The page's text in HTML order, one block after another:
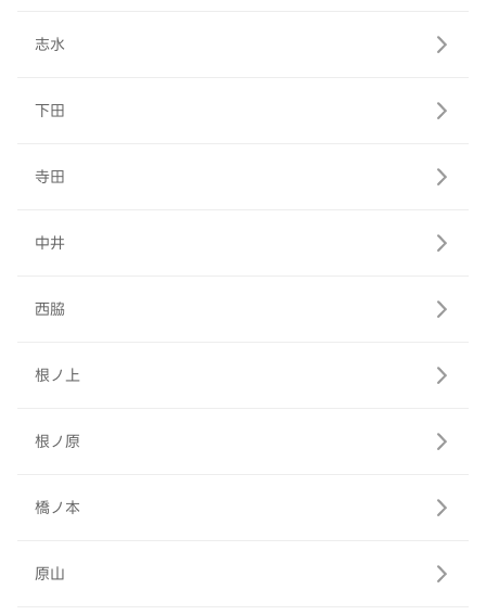
志水
下田
寺田
中井
西脇
根ノ上
根ノ原
橋ノ本
原山